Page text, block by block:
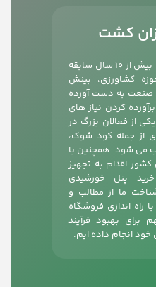
کشت
بهسازان کشت با داشتن بیش از 10 سال سابقه
کشاورزی، بینش
صنعت به دست آورده
کردن نیاز های
از فعالان بزرگ در
از جمله کود شوک،
می شود. همچنین با
اقدام به تجهیز
پنل خورشیدی
ما از مطالب و
راه اندازی فروشگاه
برای بهبود فرآیند
انجام داده ایم.